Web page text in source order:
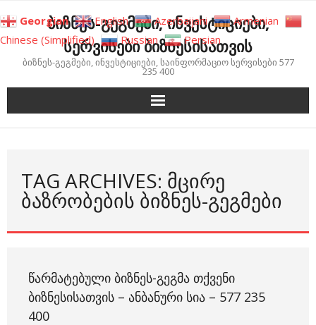
to
content
ბიზნეს-გეგმები, ინვესტიციები,
სერვისები ბიზნესისათვის
ბიზნეს-გეგმები, ინვესტიციები, საინფორმაციო სერვისები 577
235 400
TAG ARCHIVES: ᲛᲪᲘᲠᲔ
ᲑᲐᲖᲠᲝᲑᲔᲑᲘᲡ ᲑᲘᲖᲜᲔᲡ-ᲒᲔᲒᲛᲔᲑᲘ
ᲬᲐᲠᲛᲐᲢᲔᲑᲣᲚᲘ ᲑᲘᲖᲜᲔᲡ-ᲒᲔᲒᲛᲐ ᲗᲥᲕᲔᲜᲘ
ᲑᲘᲖᲜᲔᲡᲘᲡᲐᲗᲕᲘᲡ – ᲐᲜᲑᲐᲜᲣᲠᲘ ᲡᲘᲐ – 577 235
400
Georgian English Azerbaijani
Armenian
Chinese (Simplified)
Russian Persian